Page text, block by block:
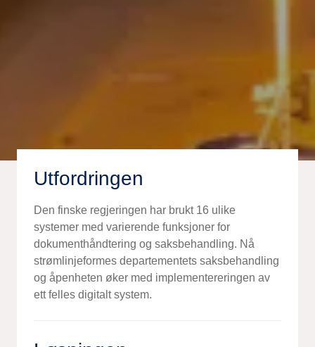
Utfordringen
Den finske regjeringen har brukt 16 ulike
systemer med varierende funksjoner for
dokumenthåndtering og saksbehandling. Nå
strømlinjeformes departementets saksbehandling
og åpenheten øker med implementereringen av
ett felles digitalt system.